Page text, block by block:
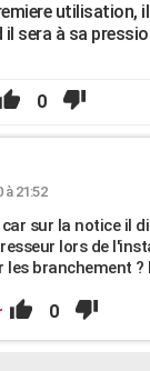
utilisation,
sera à sa
0
à 21:52
sur la notice il
lors de
branchement ?
0